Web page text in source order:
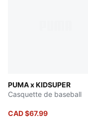
PUMA x KIDSUPER
Casquette de baseball
CAD $67.99